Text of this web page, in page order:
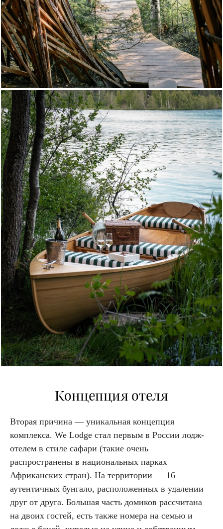
Концепция отеля
Вторая причина — уникальная концепция
комплекса. We Lodge стал первым в России лодж-
отелем в стиле сафари (такие очень
распространены в национальных парках
Африканских стран). На территории — 16
аутентичных бунгало, расположенных в удалении
друг от друга. Большая часть домиков рассчитана
на двоих гостей, есть также номера на семью и